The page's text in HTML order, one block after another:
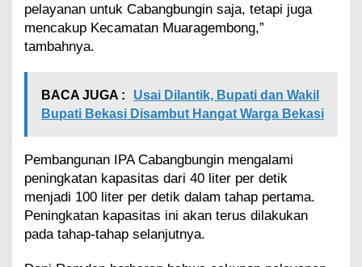
b
o
pelayanan untuk Cabangbungin saja, tetapi juga
mencakup Kecamatan Muaragembong,”
tambahnya.
BACA JUGA :
Usai Dilantik, Bupati dan Wakil
Bupati Bekasi Disambut Hangat Warga Bekasi
Pembangunan IPA Cabangbungin mengalami
peningkatan kapasitas dari 40 liter per detik
menjadi 100 liter per detik dalam tahap pertama.
Peningkatan kapasitas ini akan terus dilakukan
pada tahap-tahap selanjutnya.